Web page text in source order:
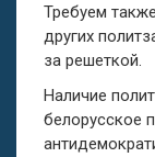
Требуем
других
за решеткой.
Наличие
белорусское